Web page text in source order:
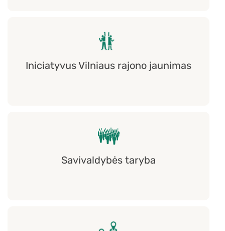
Iniciatyvus Vilniaus rajono jaunimas
Savivaldybės taryba